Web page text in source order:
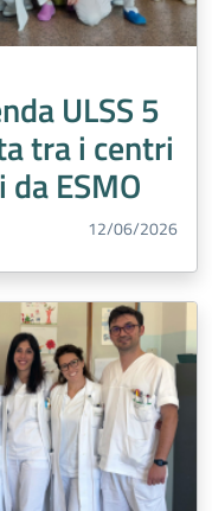
ULSS 5
tra i centri
ESMO
12/06/2026